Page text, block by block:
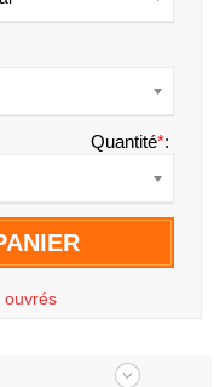
Quantité*:
ouvrés